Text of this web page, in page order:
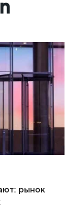
рынок